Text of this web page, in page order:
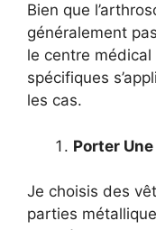
Bien que
généralement
le centre
spécifiques
les cas.
Porter
Je choisis des
parties